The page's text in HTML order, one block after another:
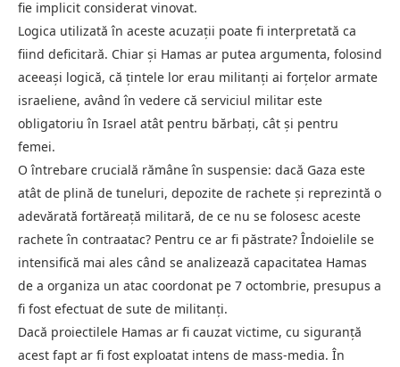
fie implicit considerat vinovat.
Logica utilizată în aceste acuzații poate fi interpretată ca
fiind deficitară. Chiar și Hamas ar putea argumenta, folosind
aceeași logică, că țintele lor erau militanți ai forțelor armate
israeliene, având în vedere că serviciul militar este
obligatoriu în Israel atât pentru bărbați, cât și pentru
femei.
O întrebare crucială rămâne în suspensie: dacă Gaza este
atât de plină de tuneluri, depozite de rachete și reprezintă o
adevărată fortăreață militară, de ce nu se folosesc aceste
rachete în contraatac? Pentru ce ar fi păstrate? Îndoielile se
intensifică mai ales când se analizează capacitatea Hamas
de a organiza un atac coordonat pe 7 octombrie, presupus a
fi fost efectuat de sute de militanți.
Dacă proiectilele Hamas ar fi cauzat victime, cu siguranță
acest fapt ar fi fost exploatat intens de mass-media. În